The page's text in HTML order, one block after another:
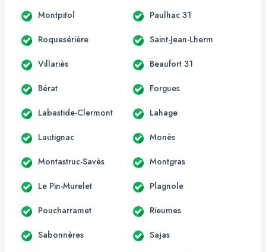
Montpitol Paulhac 31
Roquesérière Saint-Jean-Lherm
Villariès Beaufort 31
Bérat Forgues
Labastide-Clermont Lahage
Lautignac Monès
Montastruc-Savès Montgras
Le Pin-Murelet Plagnole
Poucharramet Rieumes
Sabonnères Sajas